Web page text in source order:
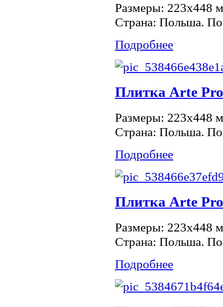
Размеры: 223x448
Страна: Польша.
Подробнее
Плитка Arte
Размеры: 223x448
Страна: Польша.
Подробнее
Плитка Arte
Размеры: 223x448
Страна: Польша.
Подробнее